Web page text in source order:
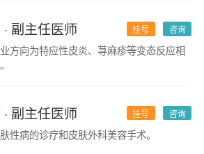
咨询
挂号
· 副主任医师
方向为特应性皮炎、荨麻疹等变态反应相
咨询
挂号
· 副主任医师
性病的诊疗和皮肤外科美容手术。